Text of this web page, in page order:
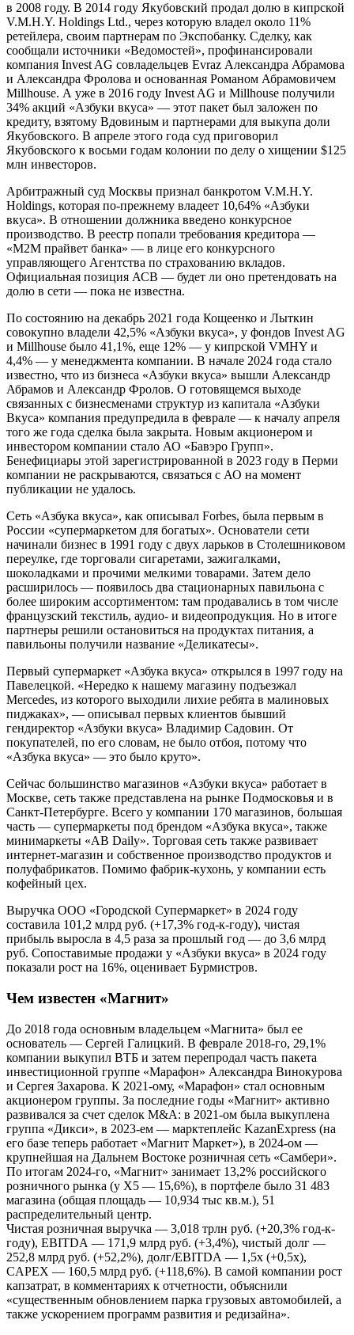
в 2008 году. В 2014 году Якубовский продал долю в кипрской
V.M.H.Y. Holdings Ltd., через которую владел около 11%
ретейлера, своим партнерам по Экспобанку. Сделку, как
сообщали источники «Ведомостей», профинансировали
компания Invest AG совладельцев Evraz Александра Абрамова
и Александра Фролова и основанная Романом Абрамовичем
Millhouse. А уже в 2016 году Invest AG и Millhouse получили
34% акций «Азбуки вкуса» — этот пакет был заложен по
кредиту, взятому Вдовиным и партнерами для выкупа доли
Якубовского. В апреле этого года суд приговорил
Якубовского к восьми годам колонии по делу о хищении $125
млн инвесторов.
Арбитражный суд Москвы признал банкротом V.M.H.Y.
Holdings, которая по-прежнему владеет 10,64% «Азбуки
вкуса». В отношении должника введено конкурсное
производство. В реестр попали требования кредитора —
«М2М прайвет банка» — в лице его конкурсного
управляющего Агентства по страхованию вкладов.
Официальная позиция АСВ — будет ли оно претендовать на
долю в сети — пока не известна.
По состоянию на декабрь 2021 года Кощеенко и Лыткин
совокупно владели 42,5% «Азбуки вкуса», у фондов Invest AG
и Millhouse было 41,1%, еще 12% — у кипрской VMHY и
4,4% — у менеджмента компании. В начале 2024 года стало
известно, что из бизнеса «Азбуки вкуса» вышли Александр
Абрамов и Александр Фролов. О готовящемся выходе
связанных с бизнесменами структур из капитала «Азбуки
Вкуса» компания предупредила в феврале — к началу апреля
того же года сделка была закрыта. Новым акционером и
инвестором компании стало АО «Бавэро Групп».
Бенефициары этой зарегистрированной в 2023 году в Перми
компании не раскрываются, связаться с АО на момент
публикации не удалось.
Сеть «Азбука вкуса», как описывал Forbes, была первым в
России «супермаркетом для богатых». Основатели сети
начинали бизнес в 1991 году с двух ларьков в Столешниковом
переулке, где торговали сигаретами, зажигалками,
шоколадками и прочими мелкими товарами. Затем дело
расширилось — появилось два стационарных павильона с
более широким ассортиментом: там продавались в том числе
французский текстиль, аудио- и видеопродукция. Но в итоге
партнеры решили остановиться на продуктах питания, а
павильоны получили название «Деликатесы».
Первый супермаркет «Азбука вкуса» открылся в 1997 году на
Павелецкой. «Нередко к нашему магазину подъезжал
Mercedes, из которого выходили лихие ребята в малиновых
пиджаках», — описывал первых клиентов бывший
гендиректор «Азбуки вкуса» Владимир Садовин. От
покупателей, по его словам, не было отбоя, потому что
«Азбука вкуса» — это было круто».
Сейчас большинство магазинов «Азбуки вкуса» работает в
Москве, сеть также представлена на рынке Подмосковья и в
Санкт-Петербурге. Всего у компании 170 магазинов, большая
часть — супермаркеты под брендом «Азбука вкуса», также
минимаркеты «АB Daily». Торговая сеть также развивает
интернет-магазин и собственное производство продуктов и
полуфабрикатов. Помимо фабрик-кухонь, у компании есть
кофейный цех.
Выручка ООО «Городской Супермаркет» в 2024 году
составила 101,2 млрд руб. (+17,3% год-к-году), чистая
прибыль выросла в 4,5 раза за прошлый год — до 3,6 млрд
руб. Сопоставимые продажи у «Азбуки вкуса» в 2024 году
показали рост на 16%, оценивает Бурмистров.
Чем известен «Магнит»
До 2018 года основным владельцем «Магнита» был ее
основатель — Сергей Галицкий. В феврале 2018-го, 29,1%
компании выкупил ВТБ и затем перепродал часть пакета
инвестиционной группе «Марафон» Александра Винокурова
и Сергея Захарова. К 2021-ому, «Марафон» стал основным
акционером группы. За последние годы «Магнит» активно
развивался за счет сделок M&A: в 2021-ом была выкуплена
группа «Дикси», в 2023-ем — марктеплейс KazanExpress (на
его базе теперь работает «Магнит Маркет»), в 2024-ом —
крупнейшая на Дальнем Востоке розничная сеть «Самбери».
По итогам 2024-го, «Магнит» занимает 13,2% российского
розничного рынка (у X5 — 15,6%), в портфеле было 31 483
магазина (общая площадь — 10,934 тыс кв.м.), 51
распределительный центр.
Чистая розничная выручка — 3,018 трлн руб. (+20,3% год-к-
году), EBITDA — 171,9 млрд руб. (+3,4%), чистый долг —
252,8 млрд руб. (+52,2%), долг/EBITDA — 1,5х (+0,5х),
CAPEX — 160,5 млрд руб. (+118,6%). В самой компании рост
капзатрат, в комментариях к отчетности, объяснили
«существенным обновлением парка грузовых автомобилей, а
также ускорением программ развития и редизайна».